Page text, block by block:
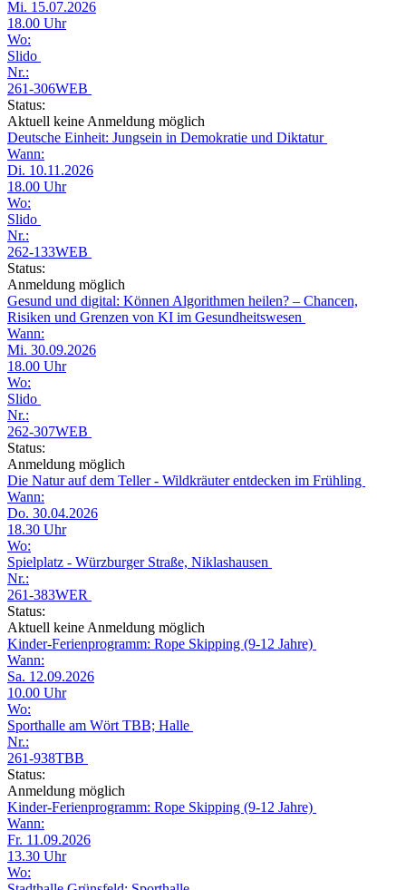
Mi. 15.07.2026
18.00 Uhr
Wo:
Slido
Nr.:
261-306WEB
Status:
Aktuell keine Anmeldung möglich
Deutsche Einheit: Jungsein in Demokratie und Diktatur
Wann:
Di. 10.11.2026
18.00 Uhr
Wo:
Slido
Nr.:
262-133WEB
Status:
Anmeldung möglich
Gesund und digital: Können Algorithmen heilen? – Chancen,
Risiken und Grenzen von KI im Gesundheitswesen
Wann:
Mi. 30.09.2026
18.00 Uhr
Wo:
Slido
Nr.:
262-307WEB
Status:
Anmeldung möglich
Die Natur auf dem Teller - Wildkräuter entdecken im Frühling
Wann:
Do. 30.04.2026
18.30 Uhr
Wo:
Spielplatz - Würzburger Straße, Niklashausen
Nr.:
261-383WER
Status:
Aktuell keine Anmeldung möglich
Kinder-Ferienprogramm: Rope Skipping (9-12 Jahre)
Wann:
Sa. 12.09.2026
10.00 Uhr
Wo:
Sporthalle am Wört TBB; Halle
Nr.:
261-938TBB
Status:
Anmeldung möglich
Kinder-Ferienprogramm: Rope Skipping (9-12 Jahre)
Wann:
Fr. 11.09.2026
13.30 Uhr
Wo: